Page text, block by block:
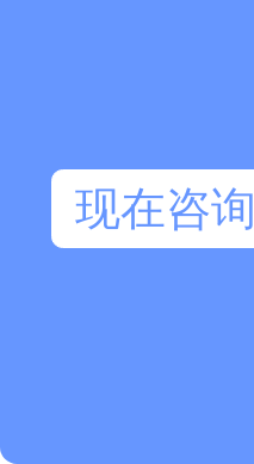
现在咨询